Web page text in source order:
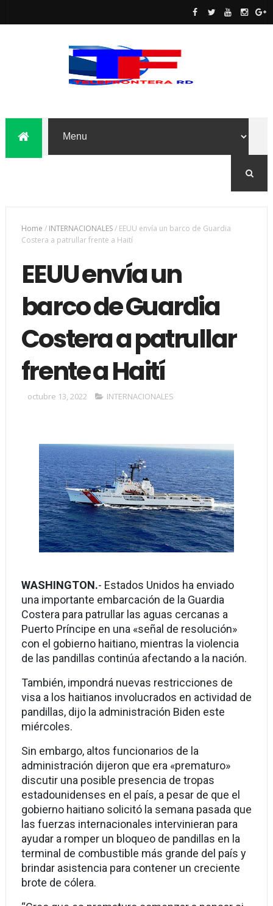
Home / INTERNACIONALES/ EEUU envía un barco de Guardia
Costera a patrullar frente a Haití
EEUU envía un
barco de Guardia
Costera a patrullar
frente a Haití
octubre 13, 2022 INTERNACIONALES
WASHINGTON.- Estados Unidos ha enviado
una importante embarcación de la Guardia
Costera para patrullar las aguas cercanas a
Puerto Príncipe en una «señal de resolución»
con el gobierno haitiano, mientras la violencia
de las pandillas continúa afectando a la nación.
También, impondrá nuevas restricciones de
visa a los haitianos involucrados en actividad de
pandillas, dijo la administración Biden este
miércoles.
Sin embargo, altos funcionarios de la
administración dijeron que era «prematuro»
discutir una posible presencia de tropas
estadounidenses en el país, a pesar de que el
gobierno haitiano solicitó la semana pasada que
las fuerzas internacionales intervinieran para
ayudar a romper un bloqueo de pandillas en la
terminal de combustible más grande del país y
brindar asistencia para contener un creciente
brote de cólera.